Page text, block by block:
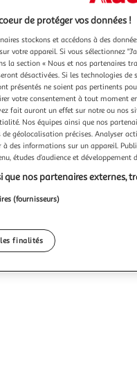
de protéger vos données !
stockons et accédons à des
votre appareil. Si vous sélectionnez
la section « Nous et nos partenaires
désactivées. Si les technologies
présentés ne soient pas pertinents
votre consentement à tout moment
fait auront un effet sur notre ou nos
Nos équipes ainsi que nos
géolocalisation précises. Analyser
à des informations sur un appareil.
études d’audience et développement
que nos partenaires externes,
(fournisseurs)
finalités